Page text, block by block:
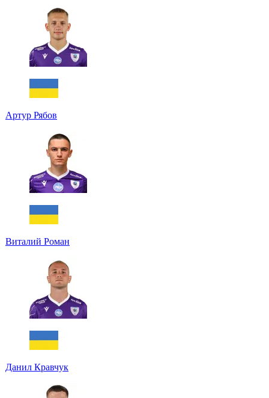
Артур Рябов
Виталий Роман
Данил Кравчук